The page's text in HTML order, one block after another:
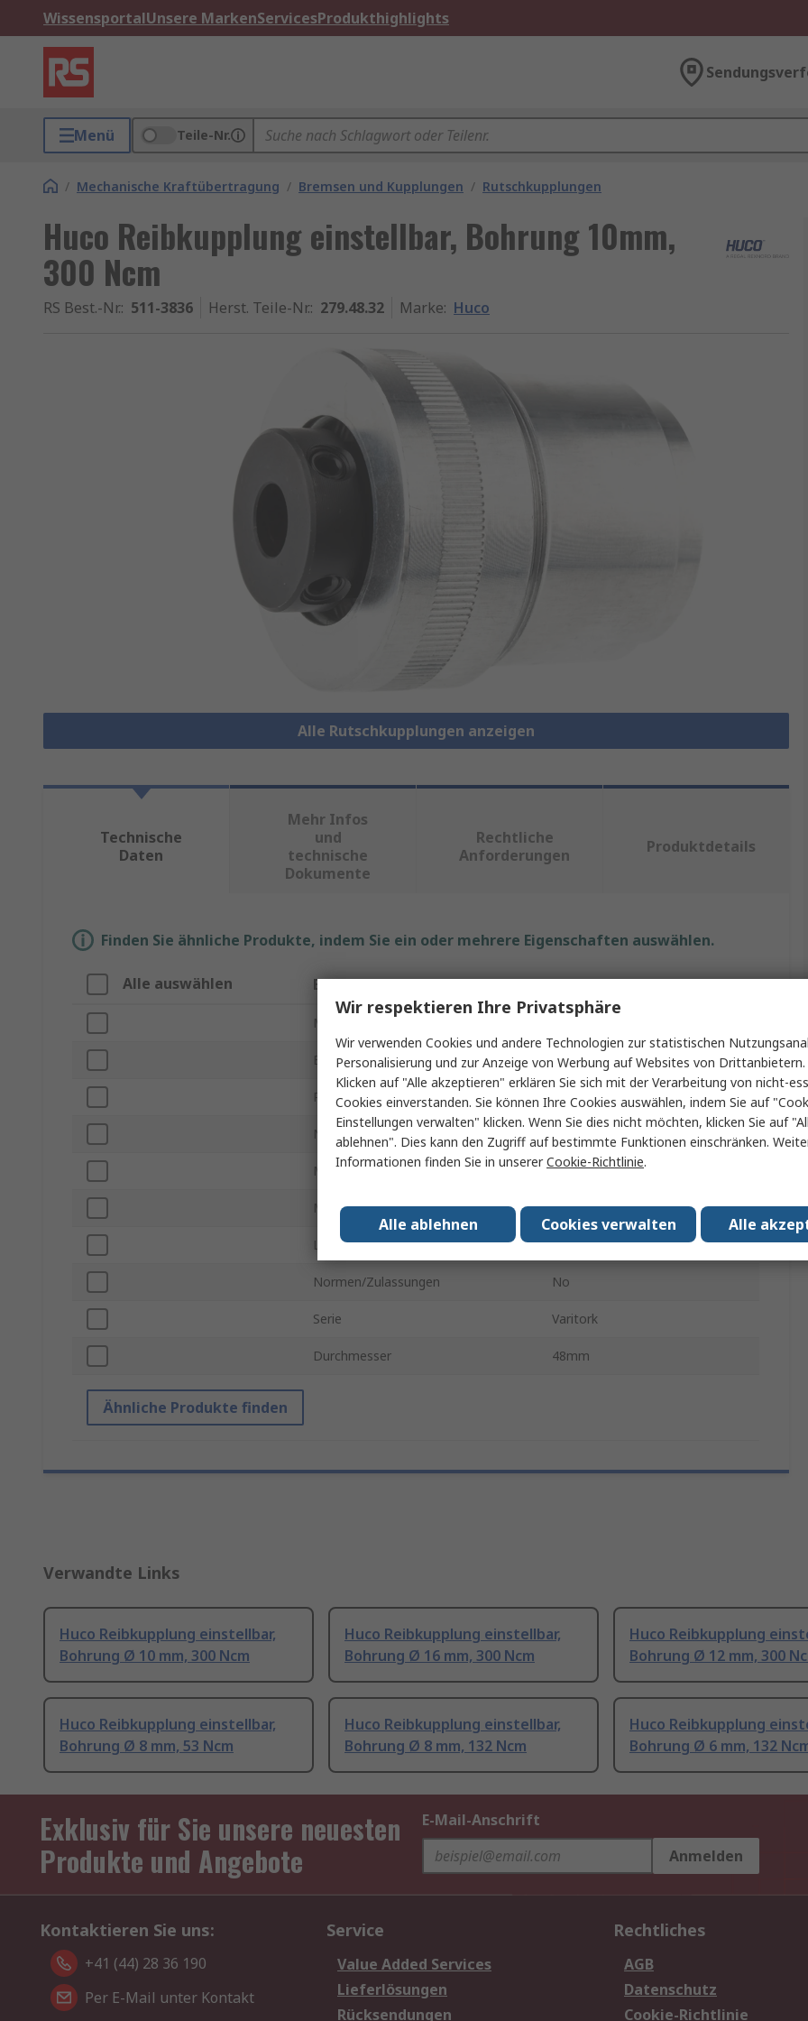
WissensportalUnsere MarkenServicesProdukthighlights
Menü Teile-Nr.
/ Mechanische Kraftübertragung / Bremsen und Kupplungen / Rutschkupplungen
Huco Reibkupplung einstellbar, Bohrung 10mm,
300 Ncm
RS Best.-Nr.: 511-3836 Herst. Teile-Nr.: 279.48.32 Marke: Huco
Alle Rutschkupplungen anzeigen
Technische
Daten
Mehr Infos
und
technische
Dokumente
Rechtliche
Anforderungen
Produktdetails
Finden Sie ähnliche Produkte, indem Sie ein oder mehrere Eigenschaften auswählen.
Alle auswählen Eigenschaft Wert
Marke
Bohrungsdurchmesser 10mm
Produkt Typ Reibkupplung einstellbar
Nenndrehmoment 300Ncm
Maximale Geschwindigkeit 600U/min
Montageart Inline
Länge 65mm
Normen/Zulassungen No
Serie Varitork
Durchmesser 48mm
Ähnliche Produkte finden
Verwandte Links
Huco Reibkupplung einstellbar,
Bohrung Ø 10 mm, 300 Ncm
Huco Reibkupplung einstellbar,
Bohrung Ø 16 mm, 300 Ncm
Huco Reibkupplung
Bohrung Ø 12 mm, 300
Huco Reibkupplung einstellbar,
Bohrung Ø 8 mm, 53 Ncm
Huco Reibkupplung einstellbar,
Bohrung Ø 8 mm, 132 Ncm
Huco Reibkupplung
Bohrung Ø 6 mm, 132
Exklusiv für Sie unsere neuesten
Produkte und Angebote
E-Mail-Anschrift
Anmelden
Kontaktieren Sie uns:
+41 (44) 28 36 190
Per E-Mail unter Kontakt
Service
Value Added Services
Lieferlösungen
Rücksendungen
Rechtliches
AGB
Datenschutz
Cookie-Richtlinie
Wir respektieren Ihre Privatsphäre
Wir verwenden Cookies und andere Technologien zur statistischen
Personalisierung und zur Anzeige von Werbung auf Websites von
Klicken auf "Alle akzeptieren" erklären Sie sich mit der Verarbeitung von nicht-
Cookies einverstanden. Sie können Ihre Cookies auswählen, indem Sie auf
Einstellungen verwalten" klicken. Wenn Sie dies nicht möchten, klicken Sie auf
ablehnen". Dies kann den Zugriff auf bestimmte Funktionen einschränken.
Informationen finden Sie in unsererCookie-Richtlinie.
Alle
Cookies verwalten
Alle ablehnen